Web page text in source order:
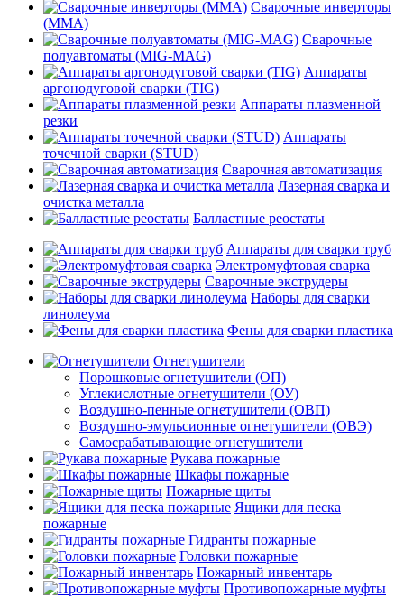
Сварочные инверторы
(MMA)
Сварочные
полуавтоматы (MIG-MAG)
Аппараты
аргонодуговой сварки (TIG)
Аппараты плазменной
резки
Аппараты
точечной сварки (STUD)
Сварочная автоматизация
Лазерная сварка и
очистка металла
Балластные реостаты
Аппараты для сварки труб
Электромуфтовая сварка
Сварочные экструдеры
Наборы для сварки
линолеума
Фены для сварки пластика
Огнетушители
Порошковые огнетушители (ОП)
Углекислотные огнетушители (ОУ)
Воздушно-пенные огнетушители (ОВП)
Воздушно-эмульсионные огнетушители (ОВЭ)
Самосрабатывающие огнетушители
Рукава пожарные
Шкафы пожарные
Пожарные щиты
Ящики для песка
пожарные
Гидранты пожарные
Головки пожарные
Пожарный инвентарь
Противопожарные муфты